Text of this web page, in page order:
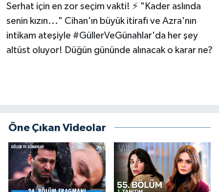
Serhat için en zor seçim vakti! ⚡️ "Kader aslında
senin kızın..." Cihan'ın büyük itirafı ve Azra'nın
intikam ateşiyle #GüllerVeGünahlar'da her şey
altüst oluyor! Düğün gününde alınacak o karar ne?
Öne Çıkan Videolar